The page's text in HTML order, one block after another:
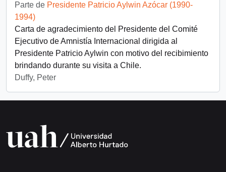
Parte de Presidente Patricio Aylwin Azócar (1990-
1994)
Carta de agradecimiento del Presidente del Comité
Ejecutivo de Amnistía Internacional dirigida al
Presidente Patricio Aylwin con motivo del recibimiento
brindando durante su visita a Chile.
Duffy, Peter